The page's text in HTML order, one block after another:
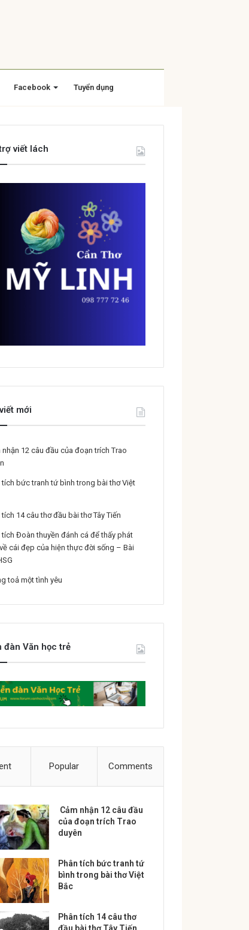
Facebook Tuyển dụng
viết lách
mới
nhận 12 câu đầu của đoạn trích Trao
tích bức tranh tứ bình trong bài thơ Việt
tích 14 câu thơ đầu bài thơ Tây Tiến
tích Đoàn thuyền đánh cá để thấy phát
cái đẹp của hiện thực đời sống – Bài
toả một tình yêu
đàn Văn học trẻ
Popular Comments
Cảm nhận 12 câu đầu
của đoạn trích Trao
duyên
Phân tích bức tranh tứ
bình trong bài thơ Việt
Bắc
Phân tích 14 câu thơ